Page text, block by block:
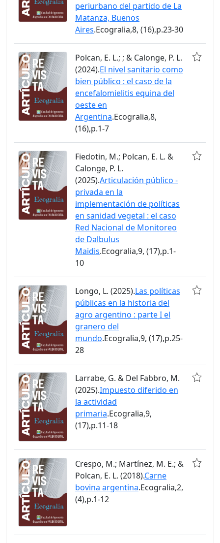
periurbano del partido de La
Matanza, Buenos
Aires.Ecogralia,8, (16),p.23-30
Polcan, E. L.; ; & Calonge, P. L.
(2024).El nivel sanitario como
bien público : el caso de la
encefalomielitis equina del
oeste en
Argentina.Ecogralia,8,
(16),p.1-7
Fiedotin, M.; Polcan, E. L. &
Calonge, P. L.
(2025).Articulación público -
privada en la
implementación de políticas
en sanidad vegetal : el caso
Red Nacional de Monitoreo
de Dalbulus
Maidis.Ecogralia,9, (17),p.1-
10
Longo, L. (2025).Las políticas
públicas en la historia del
agro argentino : parte I el
granero del
mundo.Ecogralia,9, (17),p.25-
28
Larrabe, G. & Del Fabbro, M.
(2025).Impuesto diferido en
la actividad
primaria.Ecogralia,9,
(17),p.11-18
Crespo, M.; Martínez, M. E.; &
Polcan, E. L. (2018).Carne
bovina argentina.Ecogralia,2,
(4),p.1-12